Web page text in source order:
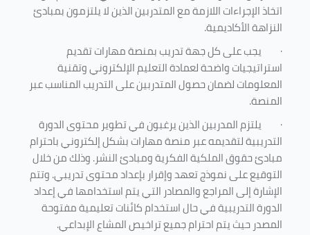
اتخاذ الإجراءات اللازمة مع المتدربين الذين لا يلتزمون بمبادئ
النزاهة الأكاديمية.
· يجب على كل جهة تدريب بمنصة مهارات تقديم
استراتيجيات واضحة لعمادة التعليم الإلكتروني وتقنية
المعلومات لضمان حصول المتدربين على التدريب المناسب عبر
المنصة.
· يلتزم المدربين الذين يرغبون في تطوير محتوى الدورة
التدريبية لتقديمه عبر منصة مهارات بشكل إلكتروني باحترام
مبادئ حقوق الملكية الفكرية ومبادئ النشر. وذلك من خلال
التوقيع على نموذج تعهد وإقرار بإعداد محتوى تدريبي. وتتم
الإشارة إلى المراجع والمصادر التي يتم استخدامها في إعداد
الدورة التدريبية في حال استخدام كائنات تعليمية مفتوحة
المصدر حيث يتم احترام جميع تراخيص المشاع الإبداعي.